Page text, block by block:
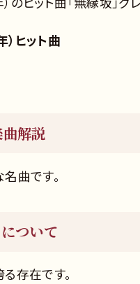
ヒット曲
曲解説
曲です。
ついて
存在です。